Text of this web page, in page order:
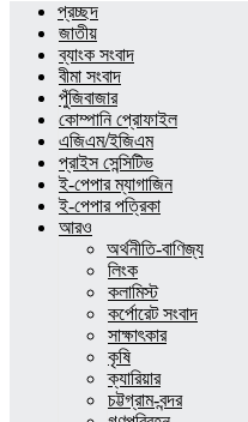
প্রচ্ছদ
জাতীয়
ব্যাংক সংবাদ
বীমা সংবাদ
পুঁজিবাজার
কোম্পানি প্রোফাইল
এজিএম/ইজিএম
প্রাইস সেন্সিটিভ
ই-পেপার ম্যাগাজিন
ই-পেপার পত্রিকা
আরও
অর্থনীতি-বাণিজ্য
লিংক
কলামিস্ট
কর্পোরেট সংবাদ
সাক্ষাৎকার
কৃষি
ক্যারিয়ার
চট্টগ্রাম-বন্দর